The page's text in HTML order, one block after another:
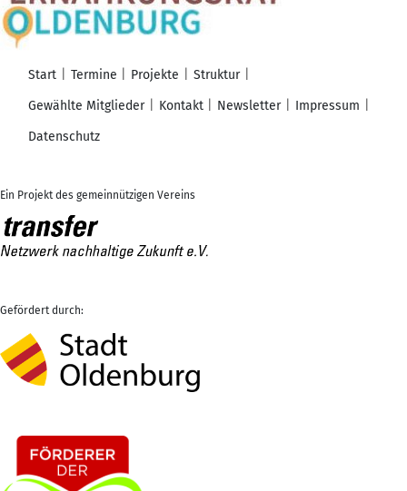
Start Termine Projekte
Struktur
Gewählte Mitglieder
Kontakt Newsletter
Impressum
Datenschutz
Ein Projekt des gemeinnützigen Vereins
Gefördert durch: